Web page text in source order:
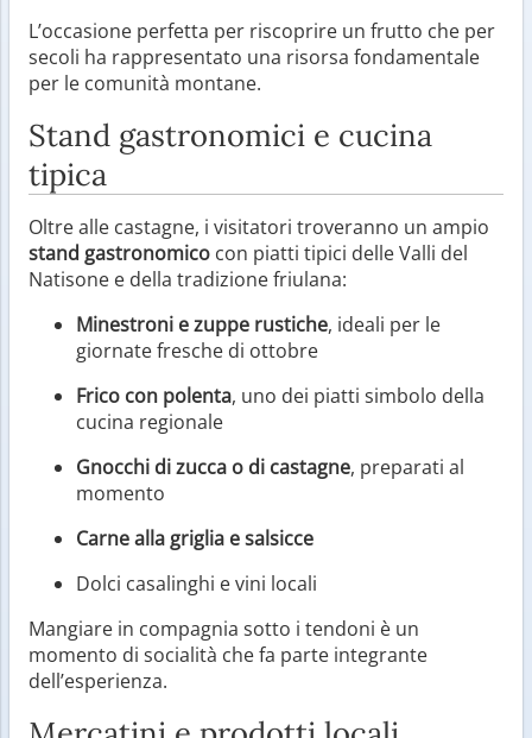
L’occasione perfetta per riscoprire un frutto che per
secoli ha rappresentato una risorsa fondamentale
per le comunità montane.
Stand gastronomici e cucina
tipica
Oltre alle castagne, i visitatori troveranno un ampio
stand gastronomico con piatti tipici delle Valli del
Natisone e della tradizione friulana:
Minestroni e zuppe rustiche, ideali per le
giornate fresche di ottobre
Frico con polenta, uno dei piatti simbolo della
cucina regionale
Gnocchi di zucca o di castagne, preparati al
momento
Carne alla griglia e salsicce
Dolci casalinghi e vini locali
Mangiare in compagnia sotto i tendoni è un
momento di socialità che fa parte integrante
dell’esperienza.